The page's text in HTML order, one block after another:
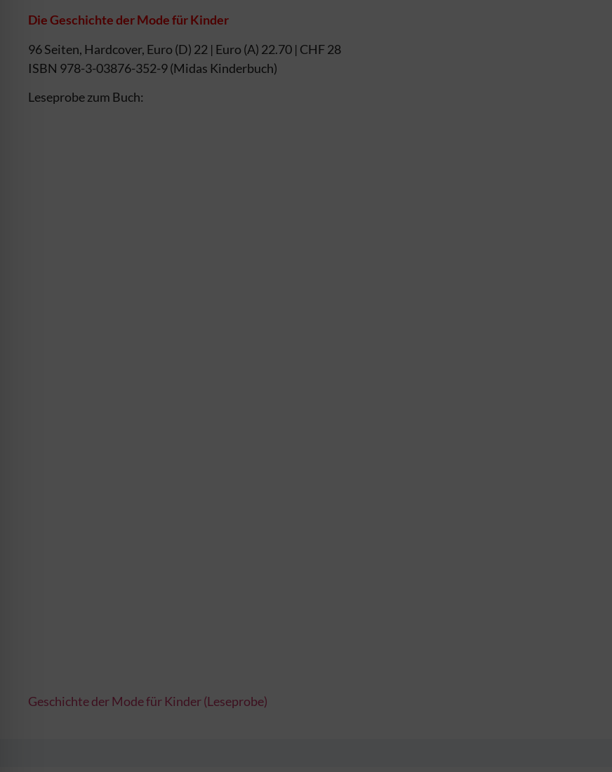
Die Geschichte der Mode für Kinder
96 Seiten, Hardcover, Euro (D) 22 | Euro (A) 22.70 | CHF 28
ISBN 978-3-03876-352-9 (Midas Kinderbuch)
Leseprobe zum Buch:
Geschichte der Mode für Kinder (Leseprobe)